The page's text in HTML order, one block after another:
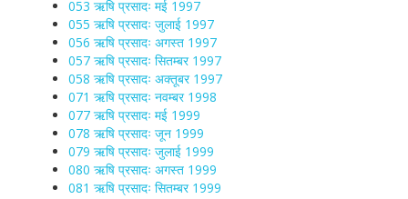
053 ऋषि प्रसादः मई 1997
055 ऋषि प्रसादः जुलाई 1997
056 ऋषि प्रसादः अगस्त 1997
057 ऋषि प्रसादः सितम्बर 1997
058 ऋषि प्रसादः अक्तूबर 1997
071 ऋषि प्रसादः नवम्बर 1998
077 ऋषि प्रसादः मई 1999
078 ऋषि प्रसादः जून 1999
079 ऋषि प्रसादः जुलाई 1999
080 ऋषि प्रसादः अगस्त 1999
081 ऋषि प्रसादः सितम्बर 1999